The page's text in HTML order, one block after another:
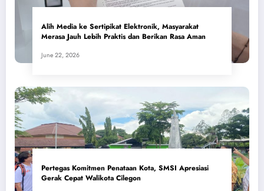
Alih Media ke Sertipikat Elektronik, Masyarakat
Merasa Jauh Lebih Praktis dan Berikan Rasa Aman
June 22, 2026
Pertegas Komitmen Penataan Kota, SMSI Apresiasi
Gerak Cepat Walikota Cilegon